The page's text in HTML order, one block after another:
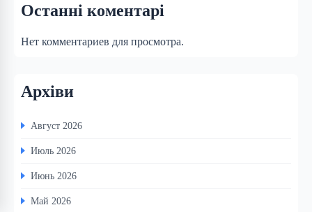
Останні коментарі
Нет комментариев для просмотра.
Архіви
Август 2026
Июль 2026
Июнь 2026
Май 2026